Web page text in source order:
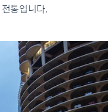
통입니다.